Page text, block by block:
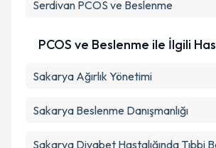
Serdivan PCOS ve Beslenme
PCOS ve Beslenme ile İlgili
Sakarya Ağırlık Yönetimi
Sakarya Beslenme Danışmanlığı
Sakarya Diyabet Hastalığında Tıbbi